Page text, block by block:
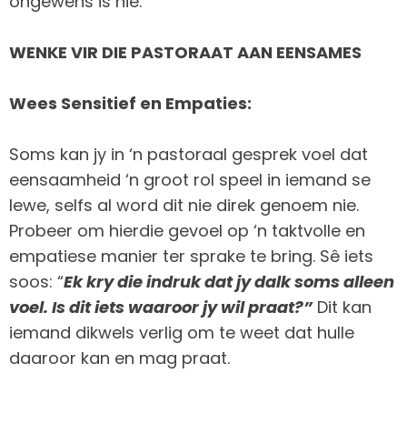
WENKE VIR DIE PASTORAAT AAN EENSAMES
Wees Sensitief en Empaties:
Soms kan jy in ‘n pastoraal gesprek voel dat
eensaamheid ‘n groot rol speel in iemand se
lewe, selfs al word dit nie direk genoem nie.
Probeer om hierdie gevoel op ‘n taktvolle en
empatiese manier ter sprake te bring. Sê iets
soos: “Ek kry die indruk dat jy dalk soms alleen
voel. Is dit iets waaroor jy wil praat?”Dit kan
iemand dikwels verlig om te weet dat hulle
daaroor kan en mag praat.